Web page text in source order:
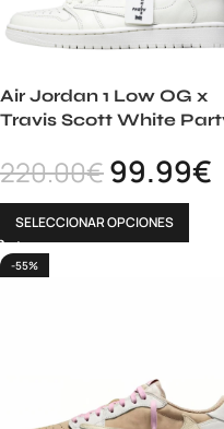
Air Jordan 1 Low OG x
Travis Scott White
220.00€99.99€
SELECCIONAR OPCIONES
-55%